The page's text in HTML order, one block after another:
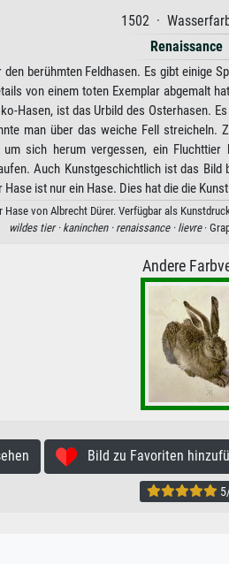
1502 ·
Renaissance
berühmten Feldhasen. Es gibt einige
von einem toten Exemplar abgemalt
Hasen, ist das Urbild des Osterhasen.
man über das weiche Fell streicheln.
sich herum vergessen, ein
Auch Kunstgeschichtlich ist das
ist nur ein Hase. Dies hat die die
Hase von Albrecht Dürer. Verfügbar als
wildes tier · kaninchen · renaissance · lievre·
Andere
Bild zu Favoriten